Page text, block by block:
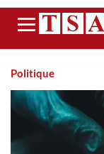
Menu
Politique